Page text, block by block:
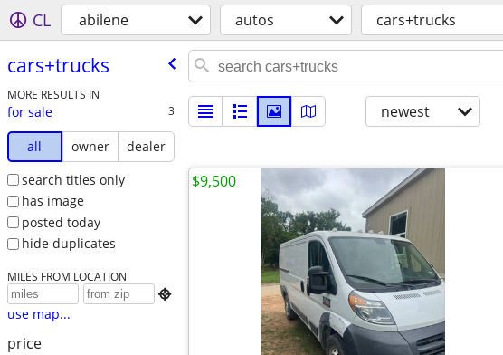
CL abilene autos cars+trucks
cars+trucks
MORE RESULTS IN
for sale 3
all owner
dealer
search titles only
has image
posted today
hide duplicates
MILES FROM LOCATION

use map...
price
newest
$9,500